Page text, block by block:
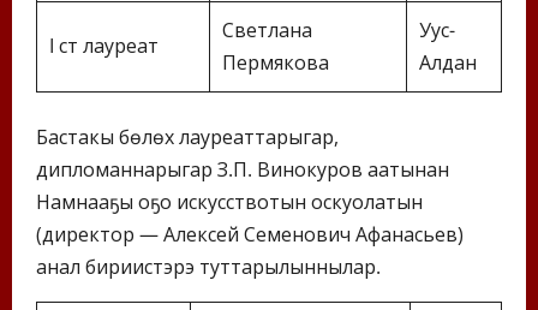
I ст лауреат
Светлана
Пермякова
Уус-
Алдан
Бастакы бөлөх лауреаттарыгар,
дипломаннарыгар З.П. Винокуров аатынан
Намнааҕы оҕо искусствотын оскуолатын
(директор — Алексей Семенович Афанасьев)
анал бириистэрэ туттарылыннылар.